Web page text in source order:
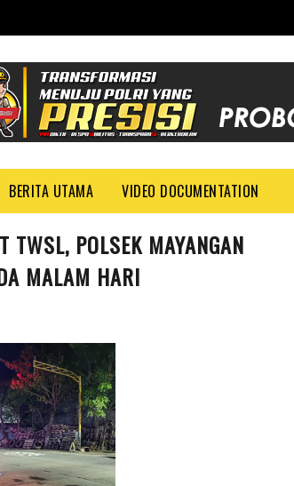
BERITA UTAMA VIDEO DOCUMENTATION
TWSL, POLSEK MAYANGAN
MALAM HARI